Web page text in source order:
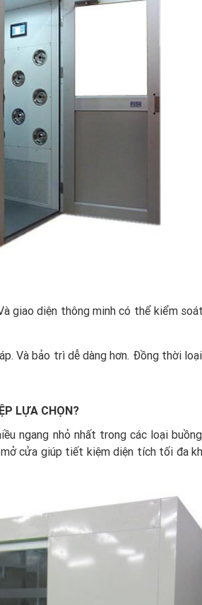
giao diện thông minh có thể kiểm
Và bảo trì dễ dàng hơn. Đồng thời
LỰA CHỌN?
ngang nhỏ nhất trong các loại
cửa giúp tiết kiệm diện tích tối đa